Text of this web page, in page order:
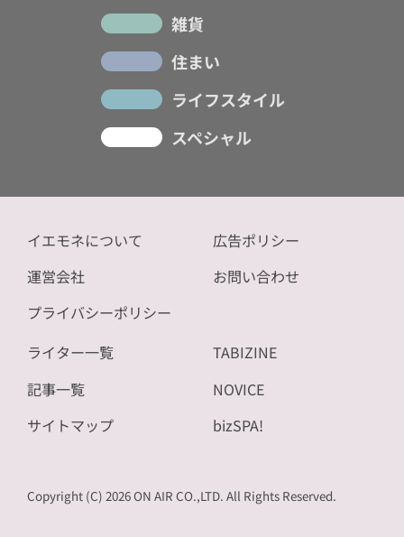
雑貨
住まい
ライフスタイル
スペシャル
イエモネについて
運営会社
プライバシーポリシー
広告ポリシー
お問い合わせ
ライター一覧
記事一覧
サイトマップ
TABIZINE
NOVICE
bizSPA!
Copyright (C) 2026 ON AIR CO.,LTD. All Rights Reserved.